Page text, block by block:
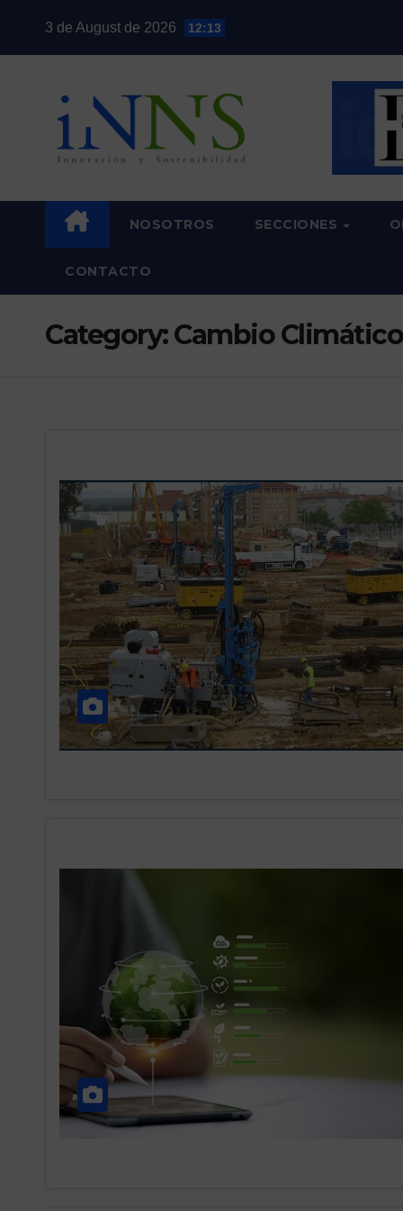
3 de August de 2026 12:13
NOSOTROS SECCIONES
CONTACTO
Category:Cambio Climático